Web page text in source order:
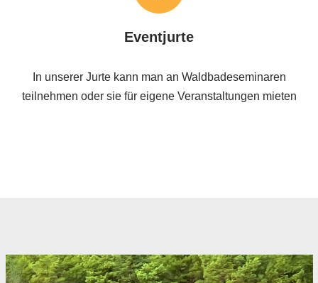
Eventjurte
In unserer Jurte kann man an Waldbadeseminaren
teilnehmen oder sie für eigene Veranstaltungen mieten